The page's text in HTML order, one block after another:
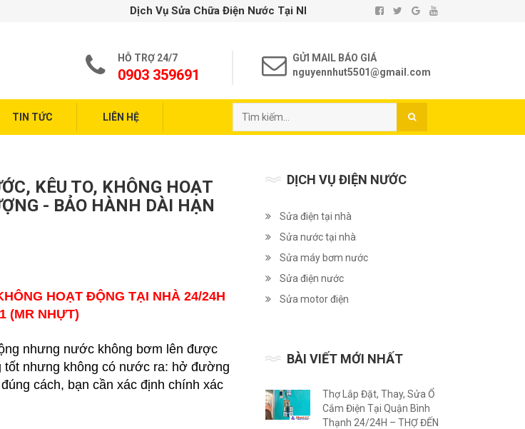
Dịch Vụ Sửa Chữa Điện Nước Tại Nhà TP. Hồ Chí Minh - Uy Tín - Chất Lượng
HỖ TRỢ 24/7
0903 359691
GỬI MAIL BÁO GIÁ
nguyennhut5501@gmail.com
TIN TỨC LIÊN HỆ
KÊU TO, KHÔNG HOẠT
- BẢO HÀNH DÀI HẠN
HOẠT ĐỘNG TẠI NHÀ 24/24H
(MR NHỰT)
nhưng nước không bơm lên được
tốt nhưng không có nước ra: hở đường
cách, bạn cần xác định chính xác
DỊCH VỤ ĐIỆN NƯỚC
Sửa điện tại nhà
Sửa nước tại nhà
Sửa máy bơm nước
Sửa điện nước
Sửa motor điện
BÀI VIẾT MỚI NHẤT
Thợ Lắp Đặt, Thay, Sửa Ổ
Cắm Điện Tại Quận Bình
Thạnh 24/24H – THỢ ĐẾN